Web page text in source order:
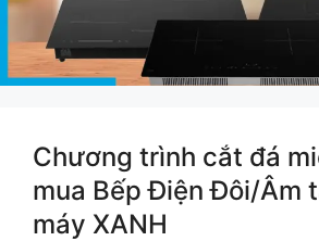
Chương trình cắt đá
mua Bếp Điện Đôi/Âm
máy XANH